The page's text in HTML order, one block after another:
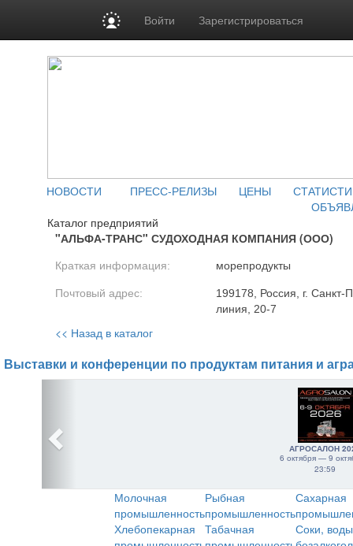
Войти Зарегистрироваться
НОВОСТИ ПРЕСС-РЕЛИЗЫ ЦЕНЫ
Каталог предприятий
"АЛЬФА-ТРАНС" СУДОХОДНАЯ КОМПАНИЯ (ООО)
Краткая информация: морепродукты
Почтовый адрес:
199178, Россия, г. Санкт-
линия, 20-7
<< Назад в каталог
Выставки и конференции по продуктам питания и
АГРОСАЛОН
6 октября — 9
23:59
Молочная
промышленность
Рыбная
промышленность
Сахарная
Хлебопекарная
Табачная
Соки,